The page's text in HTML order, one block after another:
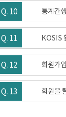
Q. 10 통계간
Q. 11 KOSIS
Q. 12 회원가
Q. 13 회원을